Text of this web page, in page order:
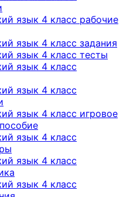
язык 4 класс рабочие
язык 4 класс задания
язык 4 класс тесты
язык 4 класс
язык 4 класс
язык 4 класс игровое
язык 4 класс
язык 4 класс
язык 4 класс